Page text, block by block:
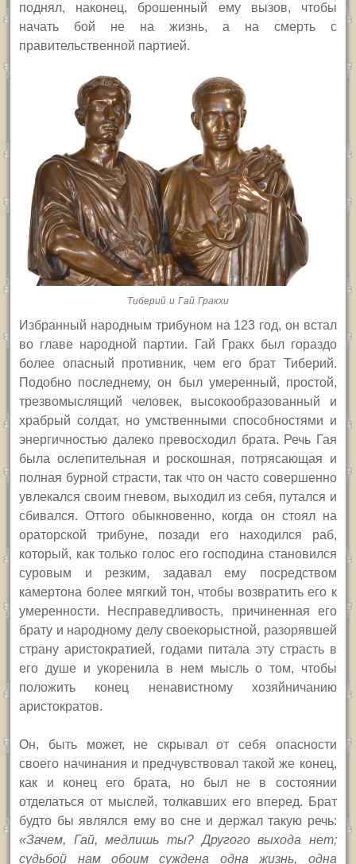
поднял, наконец, брошенный ему вызов, чтобы
начать бой не на жизнь, а на смерть с
правительственной партией.
Тиберий и Гай Гракхи
Избранный народным трибуном на 123 год, он встал
во главе народной партии. Гай Гракх был гораздо
более опасный противник, чем его брат Тиберий.
Подобно последнему, он был умеренный, простой,
трезвомыслящий человек, высокообразованный и
храбрый солдат, но умственными способностями и
энергичностью далеко превосходил брата. Речь Гая
была ослепительная и роскошная, потрясающая и
полная бурной страсти, так что он часто совершенно
увлекался своим гневом, выходил из себя, путался и
сбивался. Оттого обыкновенно, когда он стоял на
ораторской трибуне, позади его находился раб,
который, как только голос его господина становился
суровым и резким, задавал ему посредством
камертона более мягкий тон, чтобы возвратить его к
умеренности. Несправедливость, причиненная его
брату и народному делу своекорыстной, разорявшей
страну аристократией, годами питала эту страсть в
его душе и укоренила в нем мысль о том, чтобы
положить конец ненавистному хозяйничанию
аристократов.
Он, быть может, не скрывал от себя опасности
своего начинания и предчувствовал такой же конец,
как и конец его брата, но был не в состоянии
отделаться от мыслей, толкавших его вперед. Брат
будто бы являлся ему во сне и держал такую речь:
«Зачем, Гай, медлишь ты? Другого выхода нет;
судьбой нам обоим суждена одна жизнь, одна